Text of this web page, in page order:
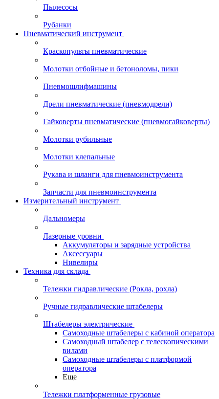
Пылесосы
Рубанки
Пневматический инструмент
Краскопульты пневматические
Молотки отбойные и бетоноломы, пики
Пневмошлифмашины
Дрели пневматические (пневмодрели)
Гайковерты пневматические (пневмогайковерты)
Молотки рубильные
Молотки клепальные
Рукава и шланги для пневмоинструмента
Запчасти для пневмоинструмента
Измерительный инструмент
Дальномеры
Лазерные уровни
Аккумуляторы и зарядные устройства
Аксессуары
Нивелиры
Техника для склада
Тележки гидравлические (Рокла, рохла)
Ручные гидравлические штабелеры
Штабелеры электрические
Самоходные штабелеры с кабиной оператора
Самоходный штабелер с телескопическими
вилами
Самоходные штабелеры с платформой
оператора
Еще
Тележки платформенные грузовые